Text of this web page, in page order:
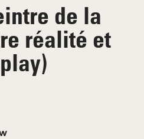
de la
réalité et